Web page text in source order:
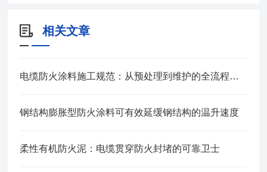
相关文章
电缆防火涂料施工规范：从预处理到维护的全流程管控
钢结构膨胀型防火涂料可有效延缓钢结构的温升速度
柔性有机防火泥：电缆贯穿防火封堵的可靠卫士